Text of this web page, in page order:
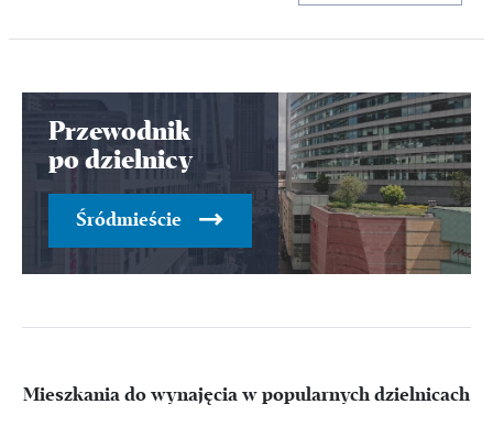
Przewodnik
po dzielnicy
Śródmieście
Mieszkania do wynajęcia w popularnych dzielnicach